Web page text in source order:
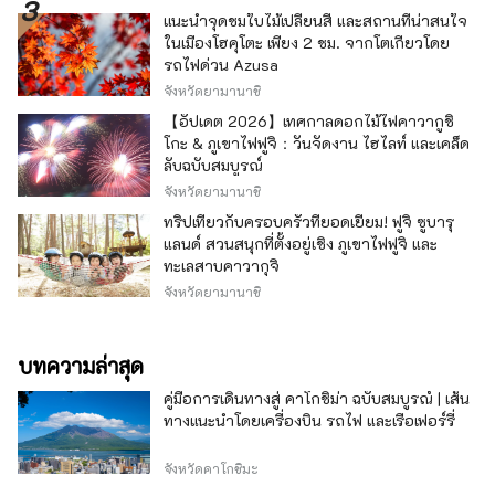
แนะนำจุดชมใบไม้เปลี่ยนสี และสถานที่น่าสนใจ
ในเมืองโฮคุโตะ เพียง 2 ชม. จากโตเกียวโดย
รถไฟด่วน Azusa
จังหวัดยามานาชิ
【อัปเดต 2026】เทศกาลดอกไม้ไฟคาวากูชิ
โกะ & ภูเขาไฟฟูจิ：วันจัดงาน ไฮไลท์ และเคล็ด
ลับฉบับสมบูรณ์
จังหวัดยามานาชิ
ทริปเที่ยวกับครอบครัวที่ยอดเยี่ยม! ฟูจิ ซูบารุ
แลนด์ สวนสนุกที่ตั้งอยู่เชิง ภูเขาไฟฟูจิ และ
ทะเลสาบคาวากุจิ
จังหวัดยามานาชิ
บทความล่าสุด
คู่มือการเดินทางสู่ คาโกชิม่า ฉบับสมบูรณ์ | เส้น
ทางแนะนำโดยเครื่องบิน รถไฟ และเรือเฟอร์รี่
จังหวัดคาโกชิมะ